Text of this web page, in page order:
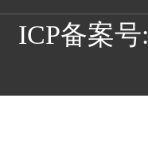
ICP备案号: